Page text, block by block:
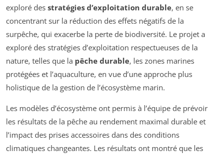
exploré des stratégies d’exploitation durable, en se
concentrant sur la réduction des effets négatifs de la
surpêche, qui exacerbe la perte de biodiversité. Le projet a
exploré des stratégies d’exploitation respectueuses de la
nature, telles que la pêche durable, les zones marines
protégées et l’aquaculture, en vue d’une approche plus
holistique de la gestion de l’écosystème marin.
Les modèles d’écosystème ont permis à l’équipe de prévoir
les résultats de la pêche au rendement maximal durable et
l’impact des prises accessoires dans des conditions
climatiques changeantes. Les résultats ont montré que les